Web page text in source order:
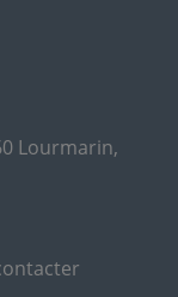
Lourmarin,